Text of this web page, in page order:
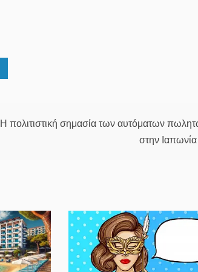
Η πολιτιστική σημασία των αυτόματων
στην Ιαπωνία